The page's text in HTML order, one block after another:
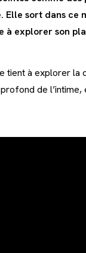
sort dans ce
à explorer son
tient à explorer la
de